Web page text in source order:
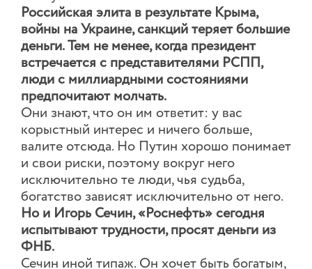
Российская элита в результате Крыма,
войны на Украине, санкций теряет большие
деньги. Тем не менее, когда президент
встречается с представителями РСПП,
люди с миллиардными состояниями
предпочитают молчать.
Они знают, что он им ответит: у вас
корыстный интерес и ничего больше,
валите отсюда. Но Путин хорошо понимает
и свои риски, поэтому вокруг него
исключительно те люди, чья судьба,
богатство зависят исключительно от него.
Но и Игорь Сечин, «Роснефть» сегодня
испытывают трудности, просят деньги из
ФНБ.
Сечин иной типаж. Он хочет быть богатым,